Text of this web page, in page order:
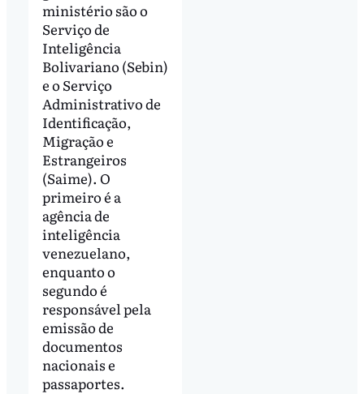
ministério são o
Serviço de
Inteligência
Bolivariano (Sebin)
e o Serviço
Administrativo de
Identificação,
Migração e
Estrangeiros
(Saime). O
primeiro é a
agência de
inteligência
venezuelano,
enquanto o
segundo é
responsável pela
emissão de
documentos
nacionais e
passaportes.